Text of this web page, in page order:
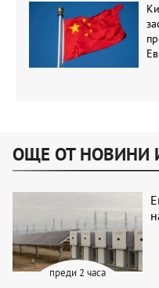
ОЩЕ ОТ НОВИНИ
преди 2 часа